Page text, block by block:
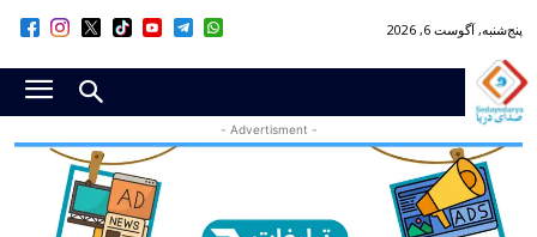
پنج‌شنبه, آگوست 6, 2026
- Advertisment -